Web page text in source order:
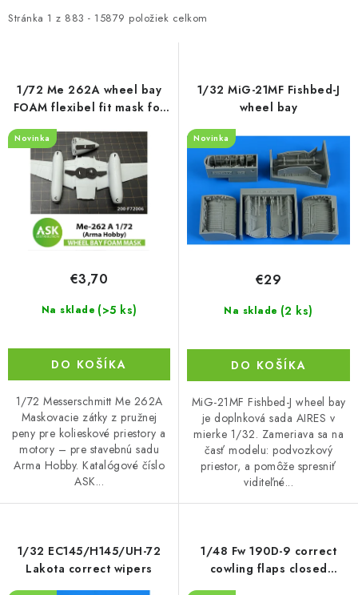
i
o
d
u
Stránka 1 z 883 - 15879 položiek celkom
e
e
p
r
o
1/72 Me 262A wheel bay
FOAM flexibel fit mask for
Novinka
Na sklade (>5 ks)
€3,70
DO KOŠÍKA
1/72 Messerschmitt Me 262A
Maskovacie zátky z pružnej
peny pre kolieskové priestory a
motory – pre stavebnú sadu
Arma Hobby. Katalógové číslo
ASK...
1/32 MiG-21MF Fishbed-J
wheel bay
Novinka
Na sklade (2 ks)
€29
DO KOŠÍKA
MiG-21MF Fishbed-J wheel bay
je doplnková sada AIRES v
mierke 1/32. Zameriava sa na
časť modelu: podvozkový
priestor, a pomôže spresniť
viditeľné...
1/32 EC145/H145/UH-72
Lakota correct wipers
1/48 Fw 190D-9 correct
cowling flaps closed